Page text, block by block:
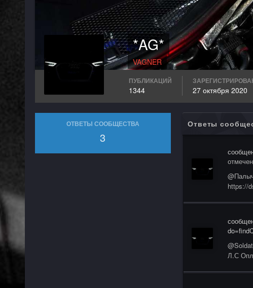
*AG*
VAGNER
ПУБЛИКАЦИЙ
1344 27 октября 2020
ОТВЕТЫ СООБЩЕСТВА
3
Ответы
https://
Л.С